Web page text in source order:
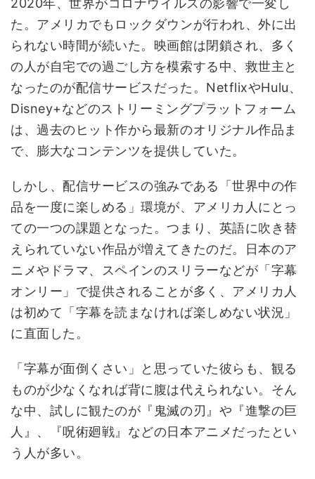
2020年、世界がコロナウイルスの影響で一変し
た。アメリカでもロックダウンが行われ、外に出
られない時間が続いた。映画館は閉鎖され、多く
の人が自宅での過ごし方を模索する中、救世主と
なったのが配信サービスだった。NetflixやHulu、
Disney+などのストリーミングプラットフォーム
は、過去のヒット作から最新のオリジナル作品ま
で、膨大なコンテンツを提供していた。
しかし、配信サービスの強みである「世界中の作
品を一度に楽しめる」環境が、アメリカ人にとっ
ての一つの課題となった。つまり、英語に吹き替
えられていない作品が増えてきたのだ。日本のア
ニメやドラマ、スペインのスリラーなどが「字幕
オンリー」で提供されることが多く、アメリカ人
は初めて「字幕を読まなければ楽しめない状況」
に直面した。
「字幕が面倒くさい」と思っていた彼らも、観る
ものが少なくなれば背に腹は代えられない。そん
な中、試しに観たのが『鬼滅の刃』や『進撃の巨
人』、『呪術廻戦』などの日本アニメだったとい
う人が多い。